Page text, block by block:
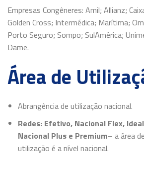
Empresas Congêneres: Amil; Allianz;
Golden Cross; Intermédica; Marítima;
Porto Seguro; Sompo; SulAmérica;
Dame.
Área de
Abrangência de utilização nacional.
Redes: Efetivo, Nacional Flex,
Nacional Plus e Premium– a área
utilização é a nível nacional.